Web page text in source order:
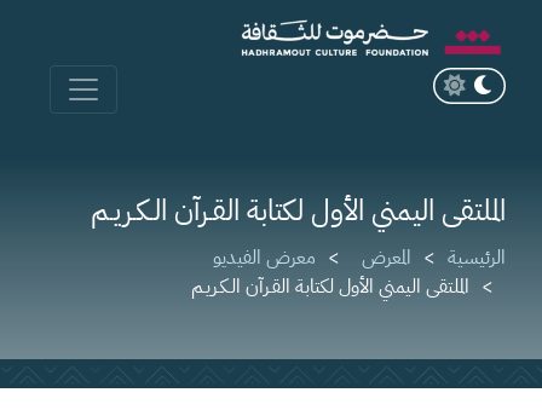
الملتقى اليمني الأول لكتابة القـرآن الـكـريـم
الرئيسية المعرض
معرض الفيديو
الملتقى اليمني الأول لكتابة القـرآن الـكـريـم